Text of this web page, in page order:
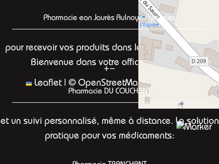
+−
Leaflet | ©OpenStreetMapcontributors
Pharmacie ean Jaurès Aulnoye-Aymeries
pour recevoir vos produits dans les meilleurs délais.
Bienvenue dans votre officine en ligne:
Pharmacie DU COUCHANT
et un suivi personnalisé, même à distance. La solution
pratique pour vos médicaments: